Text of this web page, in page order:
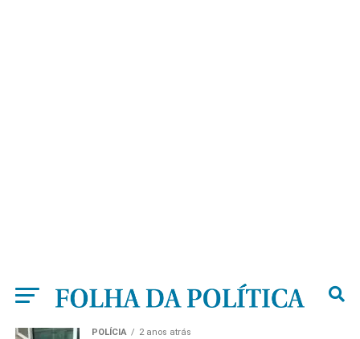
POLÍCIA 2 anos atrás